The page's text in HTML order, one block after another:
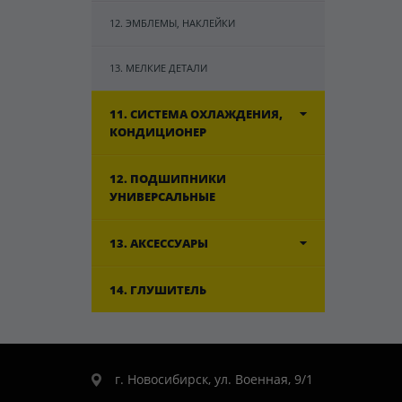
12. ЭМБЛЕМЫ, НАКЛЕЙКИ
13. МЕЛКИЕ ДЕТАЛИ
11. СИСТЕМА ОХЛАЖДЕНИЯ,
КОНДИЦИОНЕР
12. ПОДШИПНИКИ
УНИВЕРСАЛЬНЫЕ
13. АКСЕССУАРЫ
14. ГЛУШИТЕЛЬ
г. Новосибирск, ул. Военная, 9/1